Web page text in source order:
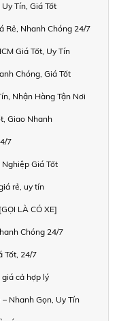
Tín, Giá Tốt
Rẻ, Nhanh Chóng 24/7
Giá Tốt, Uy Tín
Chóng, Giá Tốt
Nhận Hàng Tận Nơi
Giao Nhanh
7
Giá Tốt
rẻ, uy tín
LÀ CÓ XE]
Chóng 24/7
Tốt, 24/7
cả hợp lý
Nhanh Gọn, Uy Tín